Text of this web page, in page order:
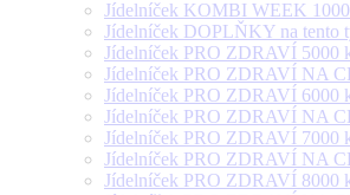
Jídelníček KOMBI WEEK
Jídelníček DOPLŇKY na tento
Jídelníček PRO ZDRAVÍ 5000
Jídelníček PRO ZDRAVÍ NA
Jídelníček PRO ZDRAVÍ 6000
Jídelníček PRO ZDRAVÍ NA
Jídelníček PRO ZDRAVÍ 7000
Jídelníček PRO ZDRAVÍ NA
Jídelníček PRO ZDRAVÍ 8000